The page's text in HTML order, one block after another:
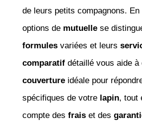
de leurs petits compagnons.
options de mutuellese
formulesvariées et leurs
comparatifdétaillé vous aide à
couvertureidéale pour
spécifiques de votre lapin, tout
compte des fraiset des